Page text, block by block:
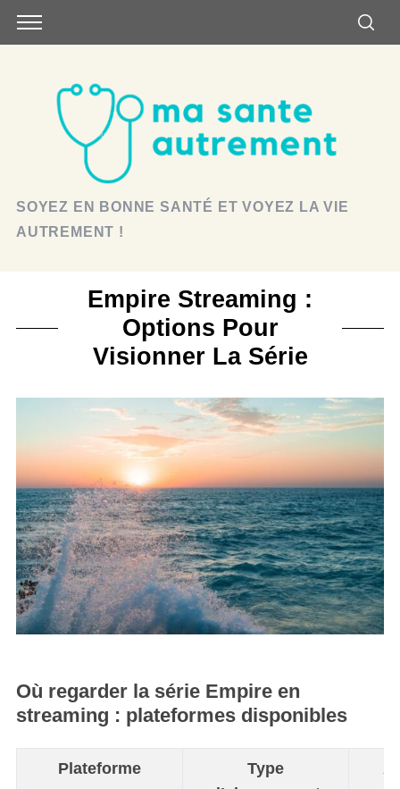
SOYEZ EN BONNE SANTÉ ET VOYEZ LA VIE
AUTREMENT !
Empire Streaming :
Options Pour
Visionner La Série
Où regarder la série Empire en
streaming : plateformes disponibles
Plateforme
Type